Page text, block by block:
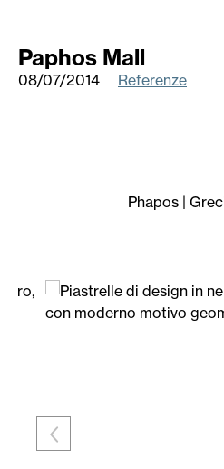
Paphos Mall
08/07/2014 Referenze
Phapos |